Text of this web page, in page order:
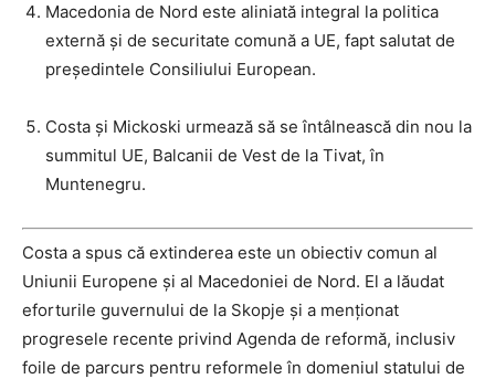
Macedonia de Nord este aliniată integral la politica
externă și de securitate comună a UE, fapt salutat de
președintele Consiliului European.
Costa și Mickoski urmează să se întâlnească din nou la
summitul UE, Balcanii de Vest de la Tivat, în
Muntenegru.
Costa a spus că extinderea este un obiectiv comun al
Uniunii Europene și al Macedoniei de Nord. El a lăudat
eforturile guvernului de la Skopje și a menționat
progresele recente privind Agenda de reformă, inclusiv
foile de parcurs pentru reformele în domeniul statului de